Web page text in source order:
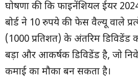
घोषणा की कि फाइनेंशियल ईयर
बोर्ड ने 10 रुपये की फेस वैल्यू वाले
(1000 प्रतिशत) के अंतरिम डिविडेंड
बड़ा और आकर्षक डिविडेंड है, जो
कमाई का मौका बन सकता है।